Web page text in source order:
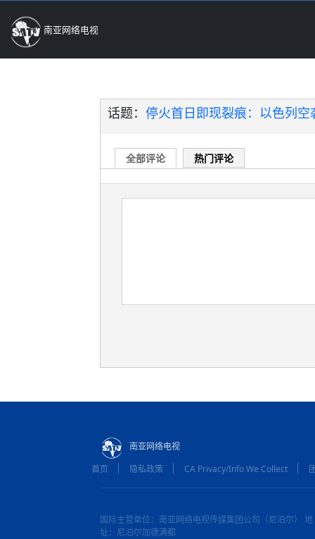
南亚网络电视
话题： 停火首日即现裂痕：以色列
全部评论 热门评论
南亚网络电视
首页
隐私政策 CA Privacy/Info We Collect
国际主营单位：南亚网络电视传媒集团公司（尼泊尔） 地
址：尼泊尔加德满都